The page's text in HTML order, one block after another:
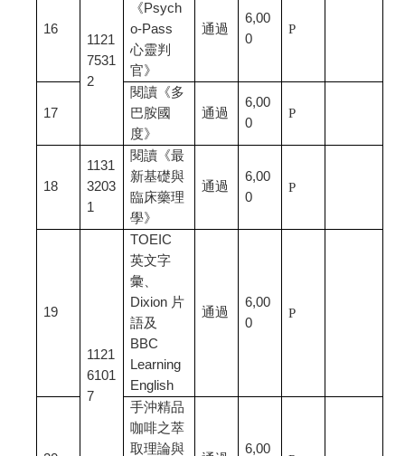
16
1121
7531
2
《Psych
o-Pass
心靈判
官》
通過
6,00
0
P
17
閱讀《多
巴胺國
度》
通過
6,00
0
P
18
1131
3203
1
閱讀《最
新基礎與
臨床藥理
學》
通過
6,00
0
P
19
1121
6101
7
TOEIC
英文字
彙、
Dixion 片
語及
BBC
Learning
English
通過
6,00
0
P
手沖精品
咖啡之萃
取理論與
6,00